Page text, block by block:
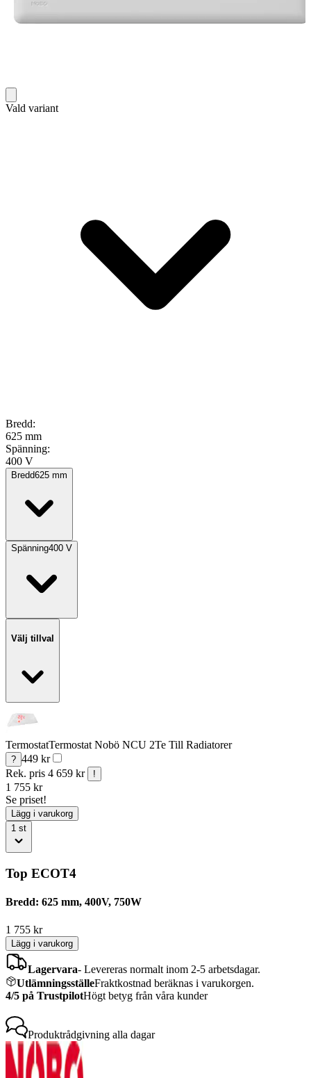
Vald variant
Bredd:
625 mm
Spänning:
400 V
Bredd625 mm
Spänning400 V
Välj tillval
TermostatTermostat Nobö NCU 2Te Till Radiatorer
? 449 kr
Rek. pris 4 659 kr !
1 755 kr
Se priset!
Lägg i varukorg
1 st
Top ECOT4
Bredd: 625 mm, 400V, 750W
1 755 kr
Lägg i varukorg
Lagervara- Levereras normalt inom 2-5 arbetsdagar.
UtlämningsställeFraktkostnad beräknas i varukorgen.
4/5 på TrustpilotHögt betyg från våra kunder
Produktrådgivning alla dagar